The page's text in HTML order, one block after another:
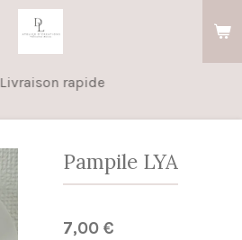
Livraison rapide
Pampile LYA
7,00 €